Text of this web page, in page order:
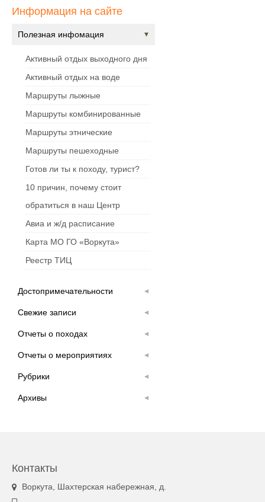
Информация на сайте
Полезная инфомация
Активный отдых выходного дня
Активный отдых на воде
Маршруты лыжные
Маршруты комбинированные
Маршруты этнические
Маршруты пешеходные
Готов ли ты к походу, турист?
10 причин, почему стоит
обратиться в наш Центр
Авиа и ж/д расписание
Карта МО ГО «Воркута»
Реестр ТИЦ
Достопримечательности
Свежие записи
Отчеты о походах
Отчеты о мероприятиях
Рубрики
Архивы
Контакты
Воркута, Шахтерская набережная, д.